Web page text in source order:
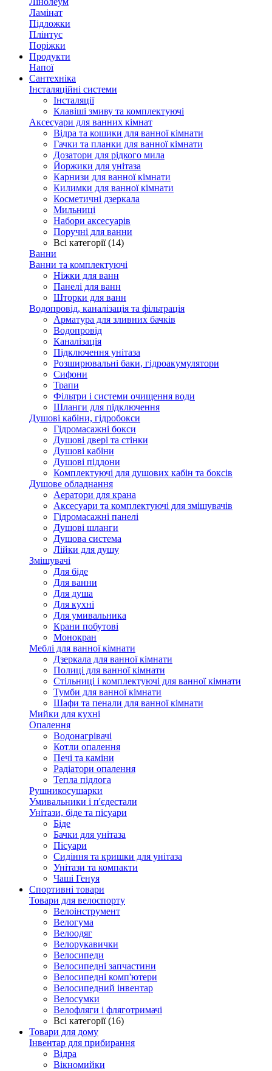
Ламінат
Підложки
Плінтус
Поріжки
Продукти
Напої
Сантехніка
Інсталяційні системи
Інсталяції
Клавіші змиву та комплектуючі
Аксесуари для ванних кімнат
Відра та кошики для ванної кімнати
Гачки та планки для ванної кімнати
Дозатори для рідкого мила
Йоржики для унітаза
Карнизи для ванної кімнати
Килимки для ванної кімнати
Косметичні дзеркала
Мильниці
Набори аксесуарів
Поручні для ванни
Всі категорії (14)
Ванни
Ванни та комплектуючі
Ніжки для ванн
Панелі для ванн
Шторки для ванн
Водопровід, каналізація та фільтрація
Арматура для зливних бачків
Водопровід
Каналізація
Підключення унітаза
Розширювальні баки, гідроакумулятори
Сифони
Трапи
Фільтри і системи очищення води
Шланги для підключення
Душові кабіни, гідробокси
Гідромасажні бокси
Душові двері та стінки
Душові кабіни
Душові піддони
Комплектуючі для душових кабін та боксів
Душове обладнання
Аератори для крана
Аксесуари та комплектуючі для змішувачів
Гідромасажні панелі
Душові шланги
Душова система
Лійки для душу
Змішувачі
Для біде
Для ванни
Для душа
Для кухні
Для умивальника
Крани побутові
Монокран
Меблі для ванної кімнати
Дзеркала для ванної кімнати
Полиці для ванної кімнати
Стільниці і комплектуючі для ванної кімнати
Тумби для ванної кімнати
Шафи та пенали для ванної кімнати
Мийки для кухні
Опалення
Водонагрівачі
Котли опалення
Печі та каміни
Радіатори опалення
Тепла підлога
Рушникосушарки
Умивальники і п'єдестали
Унітази, біде та пісуари
Біде
Бачки для унітаза
Пісуари
Сидіння та кришки для унітаза
Унітази та компакти
Чаші Генуя
Спортивні товари
Товари для велоспорту
Велоінструмент
Велогума
Велоодяг
Велорукавички
Велосипеди
Велосипедні запчастини
Велосипедні комп'ютери
Велосипедний інвентар
Велосумки
Велофляги і фляготримачі
Всі категорії (16)
Товари для дому
Інвентар для прибирання
Відра
Вікномийки